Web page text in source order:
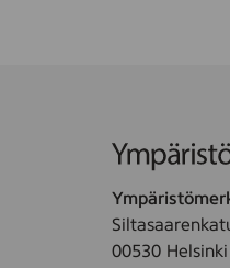
00530 Helsinki